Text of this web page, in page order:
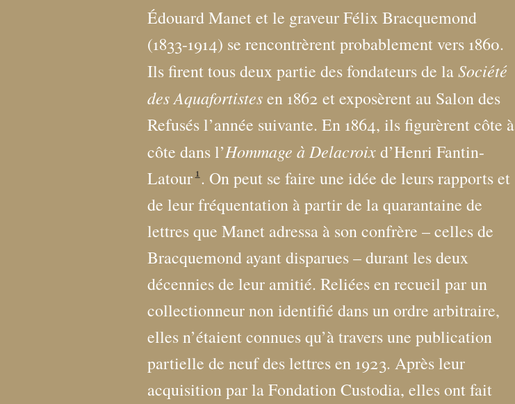
Édouard Manet et le graveur Félix Bracquemond
(1833-1914) se rencontrèrent probablement vers 1860.
Ils firent tous deux partie des fondateurs de laSociété
des Aquafortistesen 1862 et exposèrent au Salon des
Refusés l’année suivante. En 1864, ils figurèrent côte à
côte dans l’Hommage à Delacroixd’Henri Fantin-
Latour 1. On peut se faire une idée de leurs rapports et
de leur fréquentation à partir de la quarantaine de
lettres que Manet adressa à son confrère – celles de
Bracquemond ayant disparues – durant les deux
décennies de leur amitié. Reliées en recueil par un
collectionneur non identifié dans un ordre arbitraire,
elles n’étaient connues qu’à travers une publication
partielle de neuf des lettres en 1923. Après leur
acquisition par la Fondation Custodia, elles ont fait